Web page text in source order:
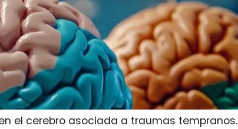
el cerebro asociada a traumas tempranos.